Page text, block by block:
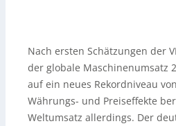
Nach ersten Schätzungen der
der globale Maschinenumsatz
auf ein neues Rekordniveau
Währungs- und Preiseffekte
Weltumsatz allerdings. Der